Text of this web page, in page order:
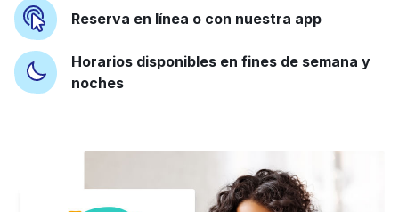
Reserva en línea o con nuestra app
Horarios disponibles en fines de semana y
noches